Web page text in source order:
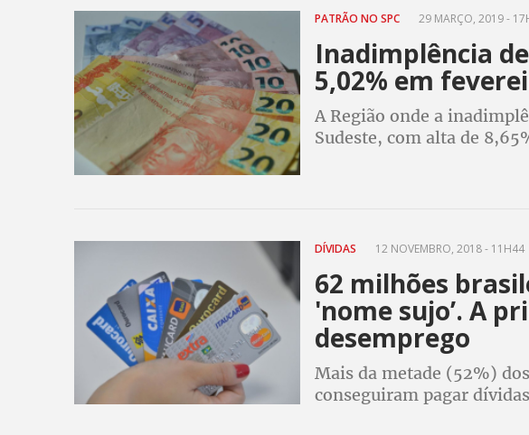
PATRÃO NO SPC 29 MARÇO, 2019 -
Inadimplência
5,02% em
A Região onde a
Sudeste, com alta de
DÍVIDAS 12 NOVEMBRO, 2018 - 11H44
62 milhões
'nome sujo’. A
desemprego
Mais da metade (52%)
conseguiram pagar